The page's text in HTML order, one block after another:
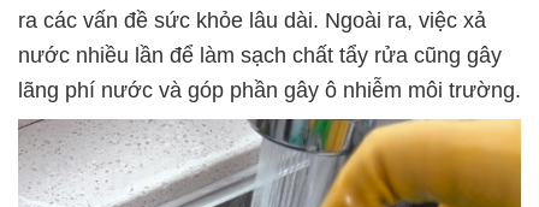
ra các vấn đề sức khỏe lâu dài. Ngoài ra, việc xả
nước nhiều lần để làm sạch chất tẩy rửa cũng gây
lãng phí nước và góp phần gây ô nhiễm môi trường.